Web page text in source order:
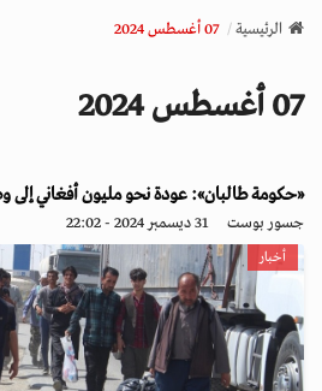
v
a
o
n
الرئيسية 07 أغسطس 2024
07 أغسطس 2024
«حكومة طالبان»: عودة نحو مليون أفغاني إلى
جسور بوست 31 ديسمبر 2024 - 22:02
أخبار